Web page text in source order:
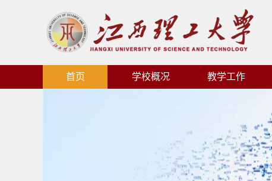
首页 学校概况 教学工作